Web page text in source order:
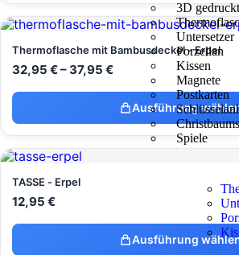
3D gedruckt
Untersetzer
Porzellan
Kissen
Magnete
Postkarten
Spiele
Thermoflasche mit Bambusdeckel - Erpel
32,95 €– 37,95 €
Ausführung
TASSE - Erpel
12,95 €
Ausführung